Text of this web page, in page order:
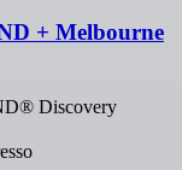
+ Melbourne
Discovery